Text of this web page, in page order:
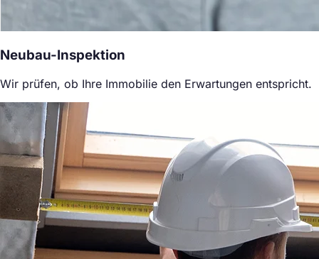
Neubau-Inspektion
Wir prüfen, ob Ihre Immobilie den Erwartungen entspricht.